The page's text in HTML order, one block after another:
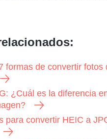
formas de convertir fotos
¿Cuál es la diferencia
para convertir HEIC a